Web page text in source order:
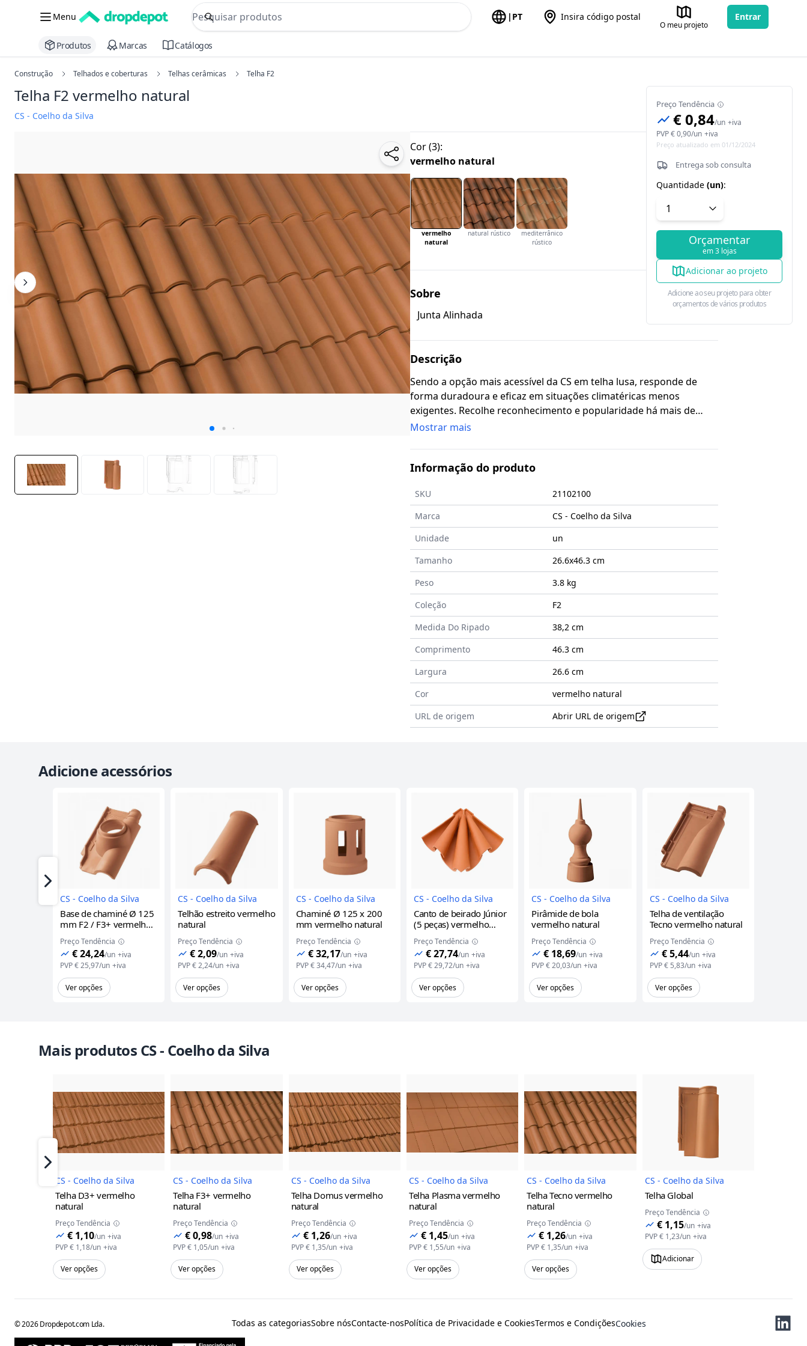
Menu
commerce search no header
Procurar
| PT Insira código postal
O meu projeto
Entrar
Produtos Marcas Catálogos
Construção Telhados e coberturas Telhas cerâmicas Telha F2
Telha F2 vermelho natural
CS - Coelho da Silva
Cor(3):
vermelho natural
vermelho
natural
natural rústico
mediterrânico
rústico
Sobre
Junta Alinhada
Descrição
Sendo a opção mais acessível da CS em telha lusa, responde de
forma duradoura e eficaz em situações climatéricas menos
exigentes. Recolhe reconhecimento e popularidade há mais de
quatro décadas.
Mostrar mais
Informação do produto
SKU
21102100
Marca
CS - Coelho da Silva
Unidade
un
Tamanho
26.6x46.3cm
Peso
3.8 kg
Coleção
F2
Medida Do Ripado
38,2 cm
Comprimento
46.3 cm
Largura
26.6 cm
Cor
vermelho natural
URL de origem
Abrir URL de origem
Preço Tendência
€ 0,84/un +iva
PVP€ 0,90/un +iva
Preço atualizado em 01/12/2024
Entrega sob consulta
Quantidade (un):
Orçamentar
em 3 lojas
Adicionar ao projeto
Adicione ao seu projeto para obter
orçamentos de vários produtos
Adicione acessórios
Imagem do Produto
CS - Coelho da Silva
Base de chaminé Ø 125
mm F2 / F3+ vermelho
Preço Tendência
€ 24,24/un +iva
PVP€ 25,97/un +iva
Ver opções
Imagem do Produto
CS - Coelho da Silva
Telhão estreitovermelho
natural
Preço Tendência
€ 2,09/un +iva
PVP€ 2,24/un +iva
Ver opções
Imagem do Produto
CS - Coelho da Silva
Chaminé Ø 125 x 200
mm vermelho natural
Preço Tendência
€ 32,17/un +iva
PVP€ 34,47/un +iva
Ver opções
Imagem do Produto
CS - Coelho da Silva
Canto de beirado Júnior
(5 peças) vermelho
Preço Tendência
€ 27,74/un +iva
PVP€ 29,72/un +iva
Ver opções
Imagem do Produto
CS - Coelho da Silva
Pirâmide de bola
vermelho natural
Preço Tendência
€ 18,69/un +iva
PVP€ 20,03/un +iva
Ver opções
Imagem do Produto
CS - Coelho da Silva
Telha de ventilação
Tecnovermelho natural
Preço Tendência
€ 5,44/un +iva
PVP€ 5,83/un +iva
Ver opções
Próximo
Mais produtos CS - Coelho da Silva
Imagem do Produto
CS - Coelho da Silva
Telha D3+ vermelho
natural
Preço Tendência
€ 1,10/un +iva
PVP€ 1,18/un +iva
Ver opções
Imagem do Produto
CS - Coelho da Silva
Telha F3+ vermelho
natural
Preço Tendência
€ 0,98/un +iva
PVP€ 1,05/un +iva
Ver opções
Imagem do Produto
CS - Coelho da Silva
Telha Domusvermelho
natural
Preço Tendência
€ 1,26/un +iva
PVP€ 1,35/un +iva
Ver opções
Imagem do Produto
CS - Coelho da Silva
Telha Plasmavermelho
natural
Preço Tendência
€ 1,45/un +iva
PVP€ 1,55/un +iva
Ver opções
Imagem do Produto
CS - Coelho da Silva
Telha Tecnovermelho
natural
Preço Tendência
€ 1,26/un +iva
PVP€ 1,35/un +iva
Ver opções
CS - Coelho da Silva
Telha Global
Preço Tendência
€ 1,15/un +iva
PVP€ 1,23/un +iva
Adicionar
Próximo
©2026 Dropdepot.com Lda. Todas as categoriasSobre nósContacte-nosPolítica de Privacidade e CookiesTermos e CondiçõesCookies